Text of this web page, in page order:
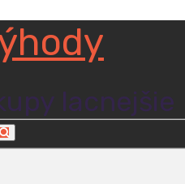
lacnejšie